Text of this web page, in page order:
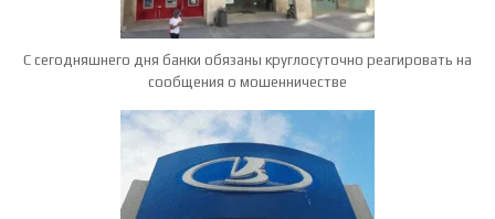
С сегодняшнего дня банки обязаны круглосуточно реагировать на
сообщения о мошенничестве